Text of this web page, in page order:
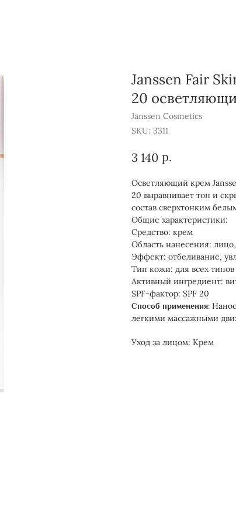
Janssen Fair
20
Janssen Cosmetics
SKU: 3311
3 140 р.
Осветляющий крем
20 выравнивает тон и
состав сверхтонким
Общие характеристики:
Средство: крем
Область нанесения:
Эффект: отбеливание,
Тип кожи: для всех типов
Активный ингредиент:
SPF-фактор: SPF 20
Способ применения:
легкими массажными
Уход за лицом: Крем